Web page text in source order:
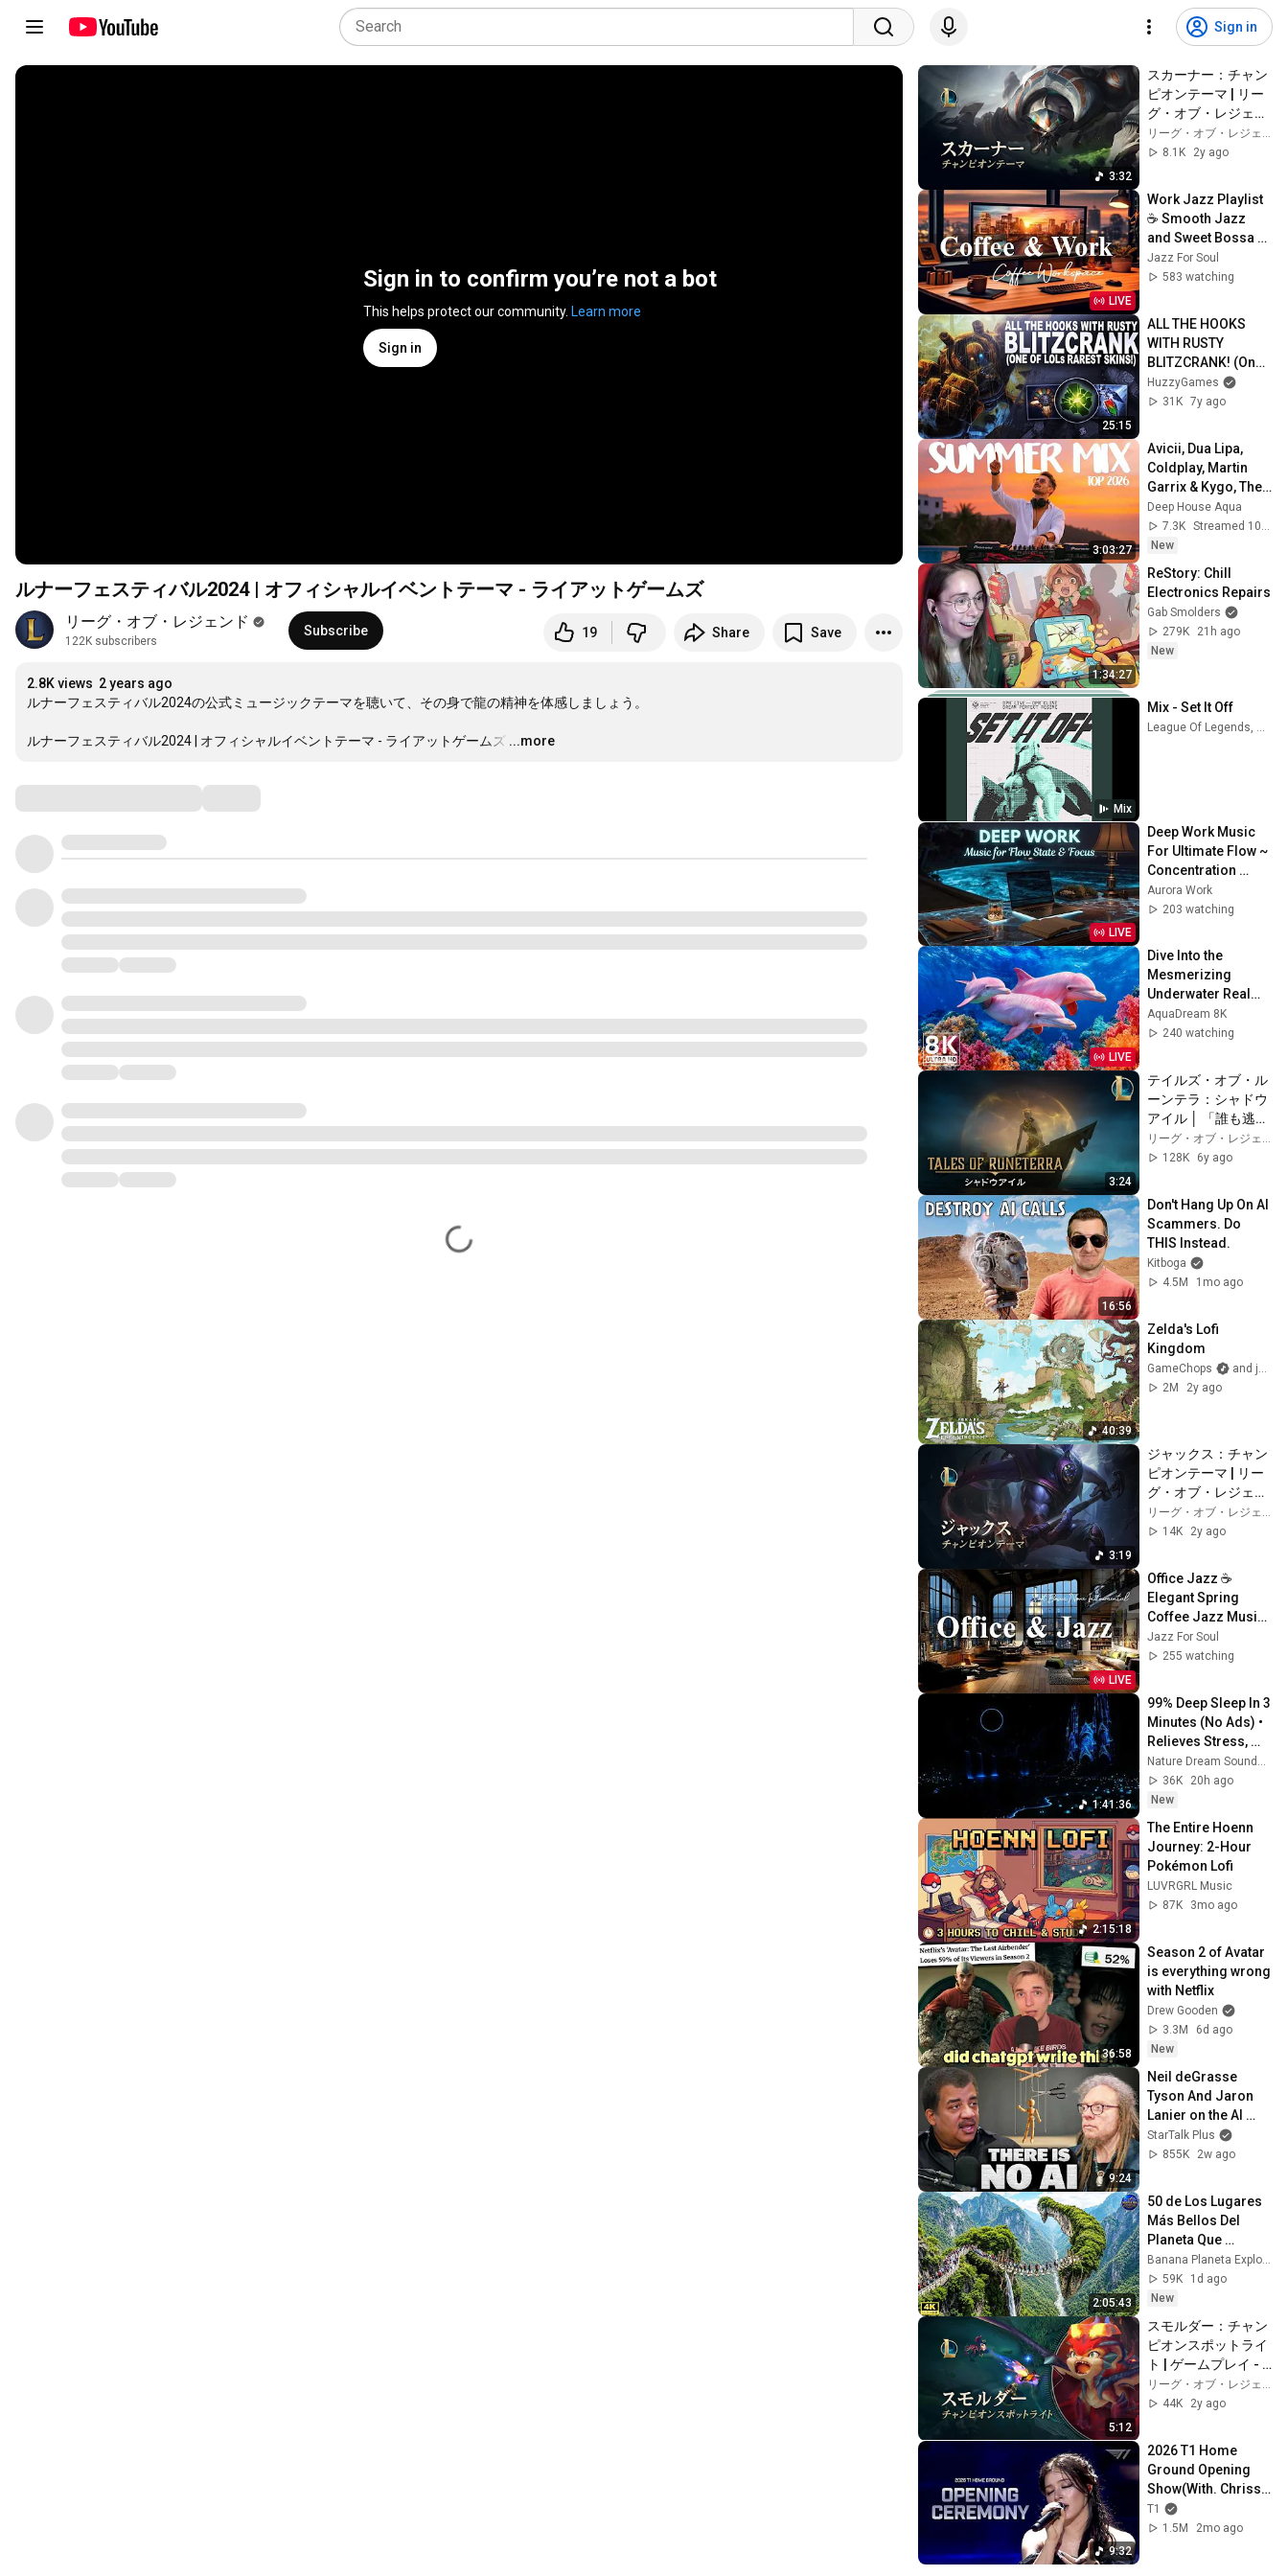
Sign in
Sign in to confirm you’re not a bot
This helps protect our community. Learn more
Sign in
ルナーフェスティバル2024 | オフィシャルイベントテーマ - ライアットゲームズ
リーグ・オブ・レジェンド
122K subscribers
Subscribe 19 Share Save
2.8K views 2 years ago
ルナーフェスティバル2024の公式ミュージックテーマを聴いて、その身で龍の精神を体感しましょう。
ルナーフェスティバル2024 | オフィシャルイベントテーマ - ライアットゲームズ …
...more
3:32
スカーナー：チャン
ピオンテーマ | リー
グ・オブ・レジェン
ド
リーグ・オブ・レジェンド
8.1K
2y ago
LIVE
Work Jazz Playlist
☕ Smooth Jazz
and Sweet Bossa
Nova Music for
Work, Study & Relax
Jazz For Soul
583 watching
25:15
ALL THE HOOKS
WITH RUSTY
BLITZCRANK! (One
of Leagues Rarest
Skins!) | League of
HuzzyGames
31K 7y ago
3:03:27
Avicii, Dua Lipa,
Coldplay, Martin
Garrix & Kygo, The
Chainsmokers
Style - SUMMER
DEEP HOUSE Mix
Deep House Aqua
7.3K
New
1:34:27
ReStory: Chill
Electronics Repairs
Gab Smolders
279K
21h ago
New
Mix
Mix - Set It Off
LIVE
Deep Work Music
For Ultimate Flow ~
Concentration
Music For Intense
Study And Focus
Aurora Work
203 watching
LIVE
Dive Into the
Mesmerizing
Underwater Realm
— Marvel at Sea
Animals in The Best
AquaDream 8K
240 watching
3:24
テイルズ・オブ・ル
ーンテラ：シャドウ
アイル │ 「誰も逃れ
られぬ」
リーグ・オブ・レジェンド
128K
6y ago
16:56
Don't Hang Up On AI
Scammers. Do
THIS Instead.
Kitboga
4.5M
1mo ago
40:39
Zelda's Lofi
Kingdom
GameChops
and jokabi
2M
2y ago
3:19
ジャックス：チャン
ピオンテーマ | リー
グ・オブ・レジェン
ド
リーグ・オブ・レジェンド
14K
2y ago
LIVE
Office Jazz ☕
Elegant Spring
Coffee Jazz Music
& Soft Bossa Nova
Instrumental for
Jazz For Soul
255 watching
1:41:36
99% Deep Sleep In 3
Minutes (No Ads) •
Relieves Stress,
Melatonin Release •
Stop Overthinking
Nature Dream Soundscape
36K
20h ago
New
2:15:18
The Entire Hoenn
Journey: 2-Hour
Pokémon Lofi
LUVRGRL Music
87K
3mo ago
36:58
Season 2 of Avatar
is everything wrong
with Netflix
Drew Gooden
3.3M
6d ago
New
9:24
Neil deGrasse
Tyson And Jaron
Lanier on the AI
Illusion
StarTalk Plus
855K
2w ago
2:05:43
50 de Los Lugares
Más Bellos Del
Planeta Que
Sorprendieron al
Mundo |
Documental 4K
59K
1d ago
New
5:12
スモルダー：チャン
ピオンスポットライ
ト | ゲームプレイ -
リーグ・オブ・レジ
ェンド
44K
2y ago
9:32
2026 T1 Home
Ground Opening
Show(With. Chrissy
Costanza)
T1
1.5M
2mo ago